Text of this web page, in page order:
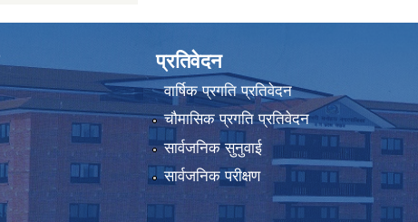
प्रतिवेदन
वार्षिक प्रगति प्रतिवेदन
चौमासिक प्रगति प्रतिवेदन
सार्वजनिक सुनुवाई
सार्वजनिक परीक्षण